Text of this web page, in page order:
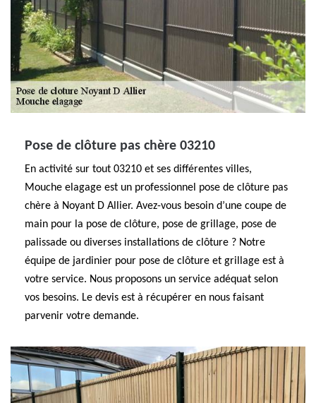
Pose de clôture pas chère 03210
En activité sur tout 03210 et ses différentes villes,
Mouche elagage est un professionnel pose de clôture pas
chère à Noyant D Allier. Avez-vous besoin d’une coupe de
main pour la pose de clôture, pose de grillage, pose de
palissade ou diverses installations de clôture ? Notre
équipe de jardinier pour pose de clôture et grillage est à
votre service. Nous proposons un service adéquat selon
vos besoins. Le devis est à récupérer en nous faisant
parvenir votre demande.